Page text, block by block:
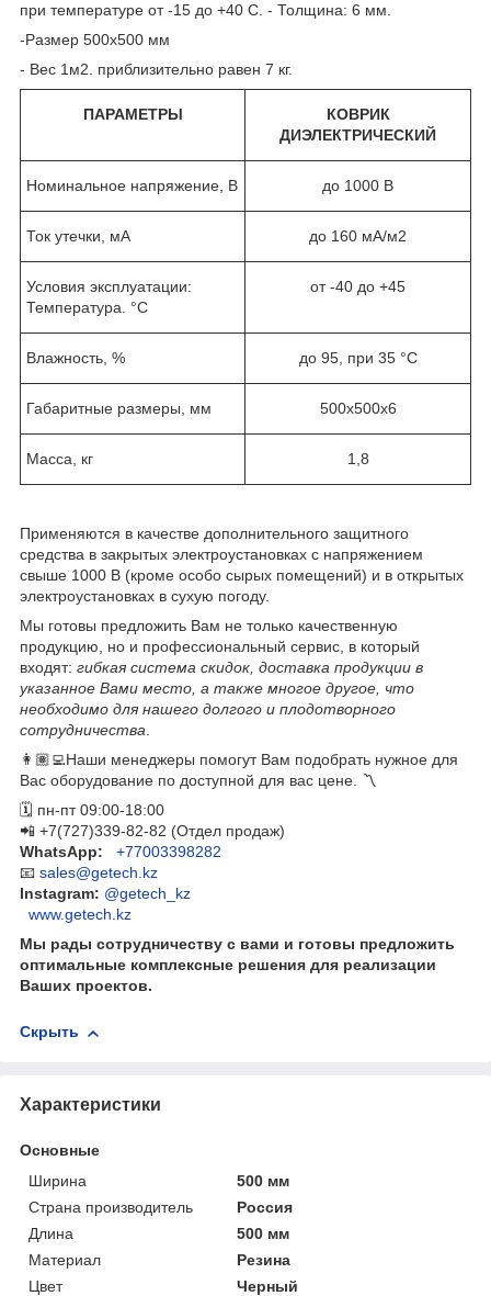
при температуре от -15 до +40 С. - Толщина: 6 мм.
-Размер 500х500 мм
- Вес 1м2. приблизительно равен 7 кг.
ПАРАМЕТРЫ
КОВРИК
ДИЭЛЕКТРИЧЕСКИЙ
Номинальное напряжение, В до 1000 В
Ток утечки, мА до 160 мА/м2
Условия эксплуатации:
Температура. °С
от -40 до +45
Влажность, % до 95, при 35 °C
Габаритные размеры, мм 500x500х6
Масса, кг 1,8
Применяются в качестве дополнительного защитного
средства в закрытых электроустановках с напряжением
свыше 1000 В (кроме особо сырых помещений) и в открытых
электроустановках в сухую погоду.
Мы готовы предложить Вам не только качественную
продукцию, но и профессиональный сервис, в который
входят: гибкая система скидок, доставка продукции в
указанное Вами место, а также многое другое, что
необходимо для нашего долгого и плодотворного
сотрудничества.
👩🏽‍💻Наши менеджеры помогут Вам подобрать нужное для
Вас оборудование по доступной для вас цене. 〽️
🗓 пн-пт 09:00-18:00
📲 +7(727)339-82-82 (Отдел продаж)
WhatsApp:
+77003398282
📧 sales@getech.kz
Instagram: @getech_kz
www.getech.kz
Мы рады сотрудничеству с вами и готовы предложить
оптимальные комплексные решения для реализации
Ваших проектов.
Скрыть
Характеристики
Основные
Ширина
500 мм
Страна производитель
Россия
Длина
500 мм
Материал
Резина
Цвет
Черный